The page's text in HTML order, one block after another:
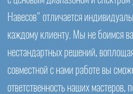
Навесов" отличается
каждому клиенту. Мы не боимся
нестандартных решений,
совместной с нами работе вы
ответственность наших мастеров,